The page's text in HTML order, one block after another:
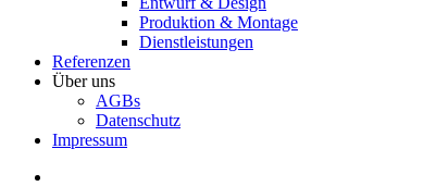
Produktion & Montage
Dienstleistungen
Referenzen
Über uns
AGBs
Datenschutz
Impressum